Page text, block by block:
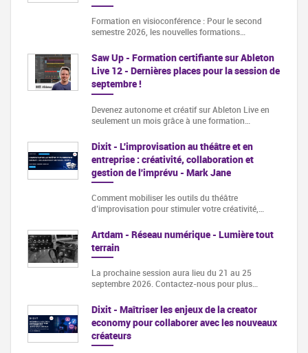
Formation en visioconférence : Pour le second
semestre 2026, les nouvelles formations…
Saw Up - Formation certifiante sur Ableton
Live 12 - Dernières places pour la session de
septembre !
Devenez autonome et créatif sur Ableton Live en
seulement un mois grâce à une formation…
Dixit - L'improvisation au théâtre et en
entreprise : créativité, collaboration et
gestion de l'imprévu - Mark Jane
Comment mobiliser les outils du théâtre
d’improvisation pour stimuler votre créativité,…
Artdam - Réseau numérique - Lumière tout
terrain
La prochaine session aura lieu du 21 au 25
septembre 2026. Contactez-nous pour plus…
Dixit - Maîtriser les enjeux de la creator
economy pour collaborer avec les nouveaux
créateurs